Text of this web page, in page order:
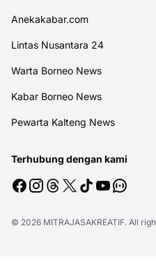
Anekakabar.com
Lintas Nusantara 24
Warta Borneo News
Kabar Borneo News
Pewarta Kalteng News
Terhubung dengan kami
© 2026 MITRAJASAKREATIF. All